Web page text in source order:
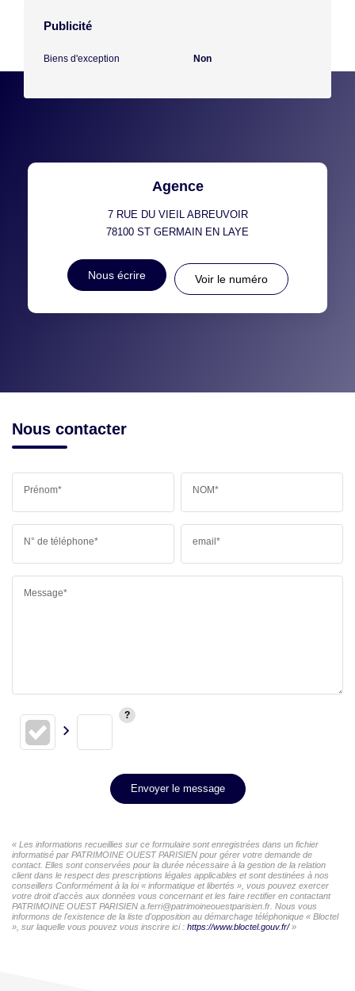
Publicité
Biens d'exception Non
Agence
7 RUE DU VIEIL ABREUVOIR
78100 ST GERMAIN EN LAYE
Nous écrire Voir le numéro
Nous contacter
Prénom* NOM*
N° de téléphone* email*
Message*
Envoyer le message
« Les informations recueillies sur ce formulaire sont enregistrées dans un fichier
informatisé par PATRIMOINE OUEST PARISIEN pour gérer votre demande de
contact. Elles sont conservées pour la durée nécessaire à la gestion de la relation
client dans le respect des prescriptions légales applicables et sont destinées à nos
conseillers Conformément à la loi « informatique et libertés », vous pouvez exercer
votre droit d'accès aux données vous concernant et les faire rectifier en contactant
PATRIMOINE OUEST PARISIEN a.ferri@patrimoineouestparisien.fr. Nous vous
informons de l'existence de la liste d'opposition au démarchage téléphonique « Bloctel
», sur laquelle vous pouvez vous inscrire ici : https://www.bloctel.gouv.fr/»